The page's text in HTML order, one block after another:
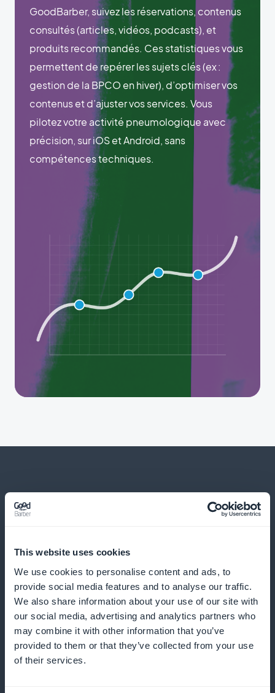
This website uses cookies
We use cookies to personalise content and ads, to
provide social media features and to analyse our traffic.
We also share information about your use of our site with
our social media, advertising and analytics partners who
may combine it with other information that you’ve
provided to them or that they’ve collected from your use
of their services.
GoodBarber, suivez les réservations, contenus
consultés (articles, vidéos, podcasts), et
produits recommandés. Ces statistiques vous
permettent de repérer les sujets clés (ex :
gestion de la BPCO en hiver), d’optimiser vos
contenus et d’ajuster vos services. Vous
pilotez votre activité pneumologique avec
précision, sur iOS et Android, sans
compétences techniques.
Et bien d’autres choses...
Diffusez des articles santé respiratoire
Publiez des contenus sur la gestion de l’asthme, la